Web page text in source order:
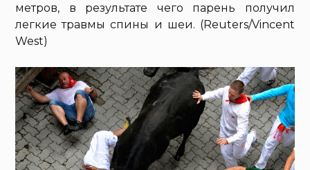
метров, в результате чего парень получил
легкие травмы спины и шеи. (Reuters/Vincent
West)